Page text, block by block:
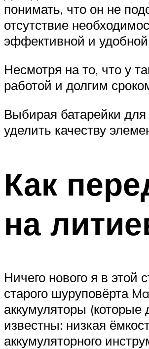
понимать, что он не
отсутствие
эффективной и удобной
Несмотря на то, что у
работой и долгим
Выбирая батарейки
уделить качеству
Как
на
Ничего нового я в этой
старого шуруповёрта
аккумуляторы
известны: низкая
аккумуляторного